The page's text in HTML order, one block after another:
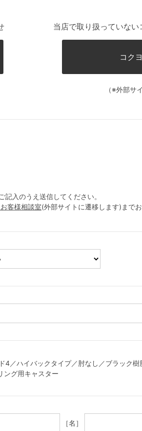
当店で取り扱っていな
コク
（※外部サ
入のうえ送信してください。
客様相談室(外部サイトに遷移します)まで
4／ハイバックタイプ／肘なし／ブラック
ング用キャスター
［名］